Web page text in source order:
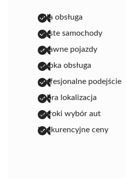
miła obsługa
czyste samochody
sprawne pojazdy
szybka obsługa
profesjonalne podejście
dobra lokalizacja
szeroki wybór aut
konkurencyjne ceny